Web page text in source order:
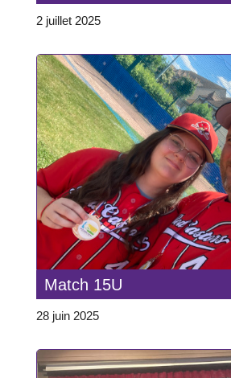
2 juillet 2025
Match 15U
28 juin 2025